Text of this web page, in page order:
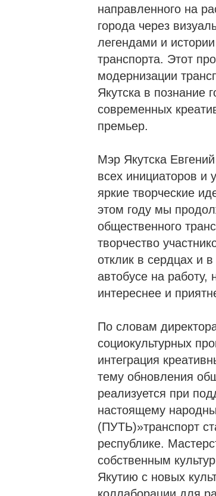
направленного на
города через
легендами и
транспорта. Этот
модернизации
Якутска в познание
современных
премьер.
Мэр Якутска
всех инициаторов и
яркие творческие
этом году мы
общественного
творчество
отклик в сердцах и
автобусе на работу,
интереснее и
По словам
социокультурных
интеграция
тему обновления
реализуется при
настоящему
(ПУТЬ)»транспорт
республике.
собственным
Якутию с новых